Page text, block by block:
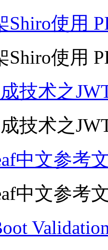
Shiro使用
Shiro使用
技术之
技术之
中文参考
中文参考